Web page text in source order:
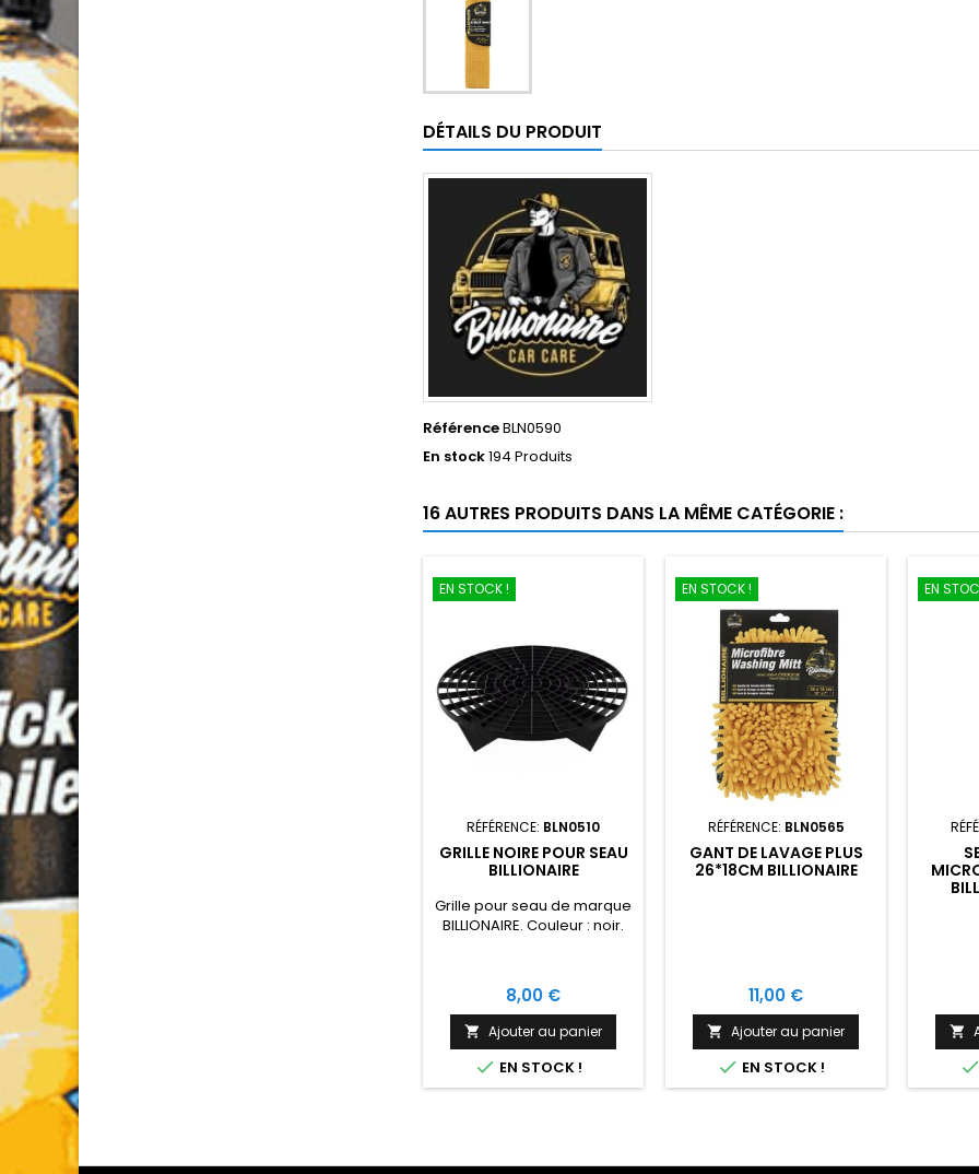
DÉTAILS DU PRODUIT
RéférenceBLN0590
En stock194 Produits
16 AUTRES PRODUITS DANS LA MÊME CATÉGORIE :
EN STOCK !
RÉFÉRENCE: BLN0510
GRILLE NOIRE POUR SEAU
BILLIONAIRE
Grille pour seau de marque
BILLIONAIRE. Couleur : noir.
Prix
8,00 €
 Ajouter au panier
 EN STOCK !
EN STOCK !
RÉFÉRENCE: BLN0565
GANT DE LAVAGE PLUS
26*18CM BILLIONAIRE
Prix
11,00 €
 Ajouter au panier
 EN STOCK !
EN

